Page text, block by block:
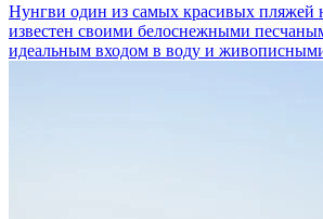
Нунгви один из самых красивых пляжей
известен своими белоснежными
идеальным входом в воду и